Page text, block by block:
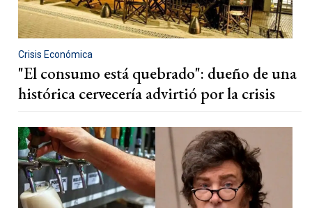
Crisis Económica
"El consumo está quebrado": dueño de una
histórica cervecería advirtió por la crisis